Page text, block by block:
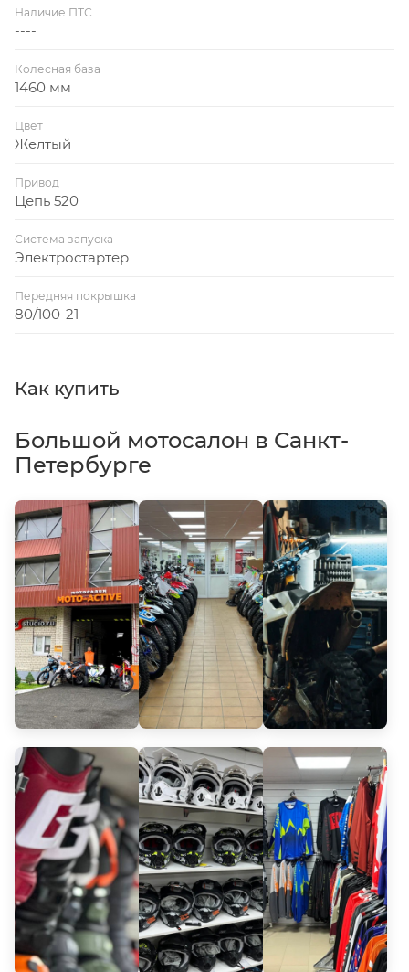
Наличие ПТС
----
Колесная база
1460 мм
Цвет
Желтый
Привод
Цепь 520
Система запуска
Электростартер
Передняя покрышка
80/100-21
Как купить
Большой мотосалон в Санкт-
Петербурге